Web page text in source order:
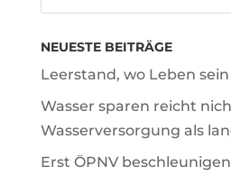
NEUESTE BEITRÄGE
Leerstand, wo Leben
Wasser sparen reicht
Wasserversorgung als
Erst ÖPNV